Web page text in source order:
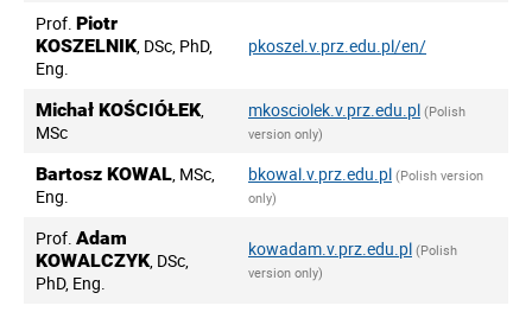
Prof. Piotr
KOSZELNIK, DSc, PhD,
Eng.
pkoszel.v.prz.edu.pl/en/
Michał KOŚCIÓŁEK,
MSc
mkosciolek.v.prz.edu.pl (Polish
version only)
Bartosz KOWAL, MSc,
Eng.
bkowal.v.prz.edu.pl (Polish version
only)
Prof. Adam
KOWALCZYK, DSc,
PhD, Eng.
kowadam.v.prz.edu.pl (Polish
version only)